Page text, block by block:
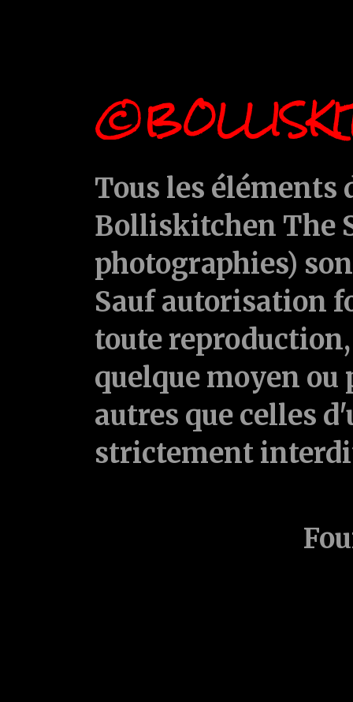
Tous les
Bolliskitchen The
photographies)
Sauf autorisation
toute
quelque moyen ou
autres que celles
strictement